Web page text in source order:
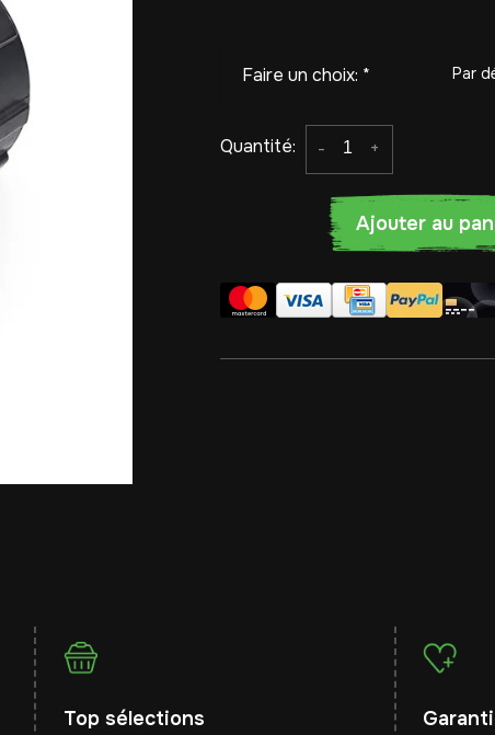
Faire un choix: * Par
Quantité: +
-
Ajouter au
Top sélections